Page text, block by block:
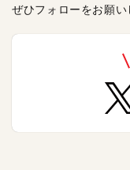
ぜひフォローをお願い